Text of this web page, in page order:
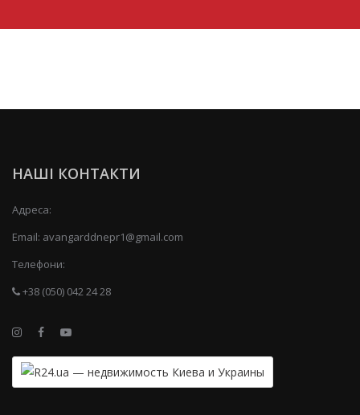
НАШІ КОНТАКТИ
Адреса:
Email: avangarddnepr1@gmail.com
Телефони:
+38 (050) 042 24 28